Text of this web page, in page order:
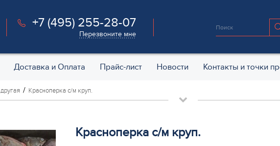
+7 (495) 255-28-07
Перезвоните мне
Доставка и Оплата Прайс-лист Новости Контакты и точки
другая Красноперка с/м круп.
Красноперка с/м круп.